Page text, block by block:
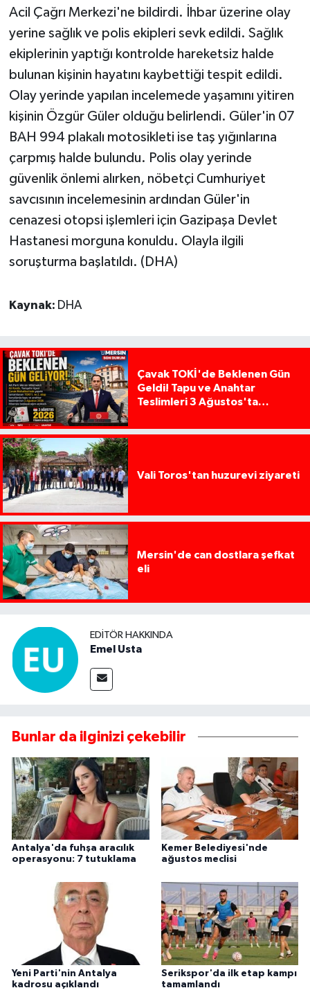
Acil Çağrı Merkezi'ne bildirdi. İhbar üzerine olay
yerine sağlık ve polis ekipleri sevk edildi. Sağlık
ekiplerinin yaptığı kontrolde hareketsiz halde
bulunan kişinin hayatını kaybettiği tespit edildi.
Olay yerinde yapılan incelemede yaşamını yitiren
kişinin Özgür Güler olduğu belirlendi. Güler'in 07
BAH 994 plakalı motosikleti ise taş yığınlarına
çarpmış halde bulundu. Polis olay yerinde
güvenlik önlemi alırken, nöbetçi Cumhuriyet
savcısının incelemesinin ardından Güler'in
cenazesi otopsi işlemleri için Gazipaşa Devlet
Hastanesi morguna konuldu. Olayla ilgili
soruşturma başlatıldı. (DHA)
Kaynak: DHA
Çavak TOKİ'de Beklenen Gün
Geldi! Tapu ve Anahtar
Teslimleri 3 Ağustos'ta
Vali Toros'tan huzurevi ziyareti
Mersin'de can dostlara şefkat
eli
EDITÖR HAKKINDA
Emel Usta
Bunlar da ilginizi çekebilir
Antalya'da fuhşa aracılık
operasyonu: 7 tutuklama
Kemer Belediyesi'nde
ağustos meclisi
Yeni Parti'nin Antalya
kadrosu açıklandı
Serikspor'da ilk etap kampı
tamamlandı